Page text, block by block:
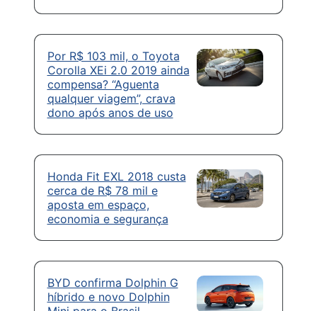
Por R$ 103 mil, o Toyota
Corolla XEi 2.0 2019 ainda
compensa? “Aguenta
qualquer viagem”, crava
dono após anos de uso
Honda Fit EXL 2018 custa
cerca de R$ 78 mil e
aposta em espaço,
economia e segurança
BYD confirma Dolphin G
híbrido e novo Dolphin